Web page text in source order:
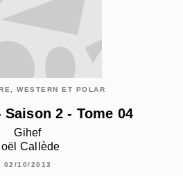
WESTERN ET POLAR
Saison 2 - Tome 04
Gihef
Callède
02/10/2013